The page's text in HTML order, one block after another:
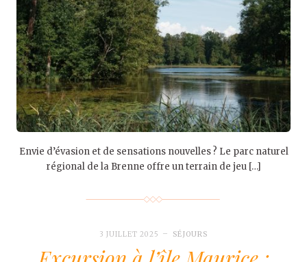
Envie d’évasion et de sensations nouvelles ? Le parc naturel
régional de la Brenne offre un terrain de jeu […]
3 JUILLET 2025 SÉJOURS